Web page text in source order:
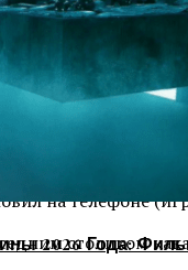
2026 Года:
тогда ещё не
её как будто
на телефоне
столиком